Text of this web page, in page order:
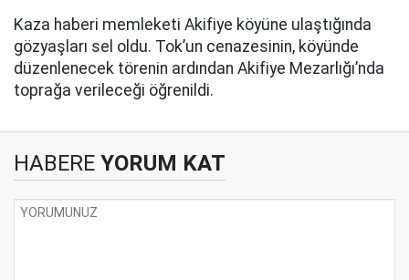
Kaza haberi memleketi Akifiye köyüne ulaştığında
gözyaşları sel oldu. Tok’un cenazesinin, köyünde
düzenlenecek törenin ardından Akifiye Mezarlığı’nda
toprağa verileceği öğrenildi.
HABERE YORUM KAT